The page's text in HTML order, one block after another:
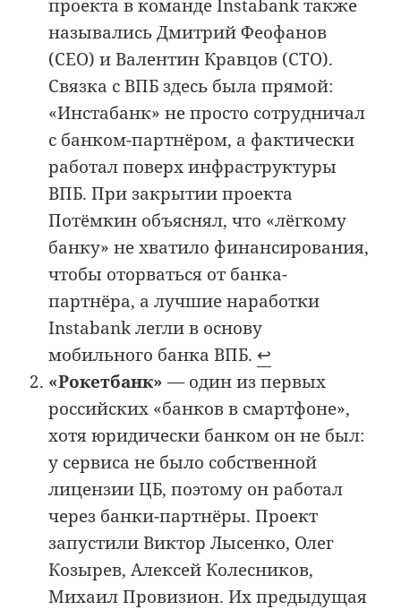
проекта в команде Instabank также
назывались Дмитрий Феофанов
(CEO) и Валентин Кравцов (CTO).
Связка с ВПБ здесь была прямой:
«Инстабанк» не просто сотрудничал
с банком-партнёром, а фактически
работал поверх инфраструктуры
ВПБ. При закрытии проекта
Потёмкин объяснял, что «лёгкому
банку» не хватило финансирования,
чтобы оторваться от банка-
партнёра, а лучшие наработки
Instabank легли в основу
мобильного банка ВПБ. ↩︎
«Рокетбанк» — один из первых
российских «банков в смартфоне»,
хотя юридически банком он не был:
у сервиса не было собственной
лицензии ЦБ, поэтому он работал
через банки-партнёры. Проект
запустили Виктор Лысенко, Олег
Козырев, Алексей Колесников,
Михаил Провизион. Их предыдущая